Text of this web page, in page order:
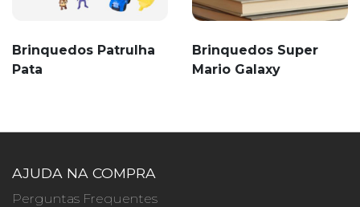
Brinquedos Patrulha
Pata
Brinquedos Super
Mario Galaxy
AJUDA NA COMPRA
Perguntas Frequentes